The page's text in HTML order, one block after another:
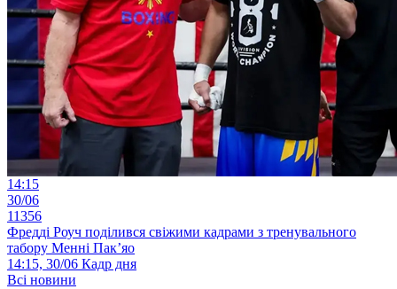
14:15
30/06
11356
Фредді Роуч поділився свіжими кадрами з тренувального
табору Менні Пак’яо
14:15, 30/06 Кадр дня
Всі новини